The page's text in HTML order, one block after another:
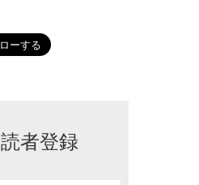
読者登録